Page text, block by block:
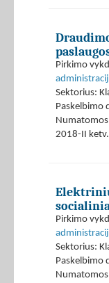
Pirkimo
Sektorius:
Paskelbimo
2018-II ketv.
Pirkimo
Sektorius:
Paskelbimo